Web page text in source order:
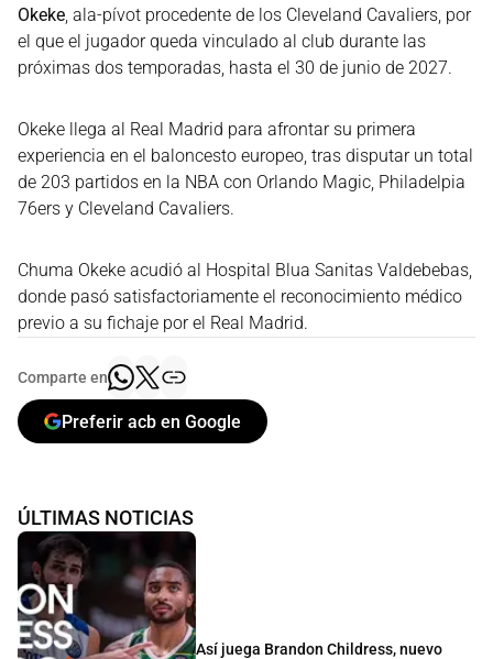
Okeke, ala-pívot procedente de los Cleveland Cavaliers, por
el que el jugador queda vinculado al club durante las
próximas dos temporadas, hasta el 30 de junio de 2027.
Okeke llega al Real Madrid para afrontar su primera
experiencia en el baloncesto europeo, tras disputar un total
de 203 partidos en la NBA con Orlando Magic, Philadelpia
76ers y Cleveland Cavaliers.
Chuma Okeke acudió al Hospital Blua Sanitas Valdebebas,
donde pasó satisfactoriamente el reconocimiento médico
previo a su fichaje por el Real Madrid.
Comparte en
Preferir acb en Google
ÚLTIMAS NOTICIAS
Así juega Brandon Childress, nuevo